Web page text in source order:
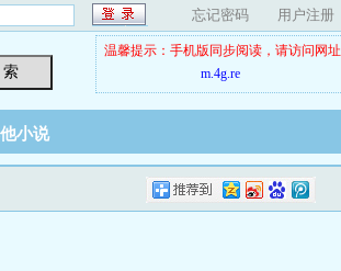
忘记密码 用户注册
索
温馨提示：手机版同步阅读，请访问网址
m.4g.re
小说